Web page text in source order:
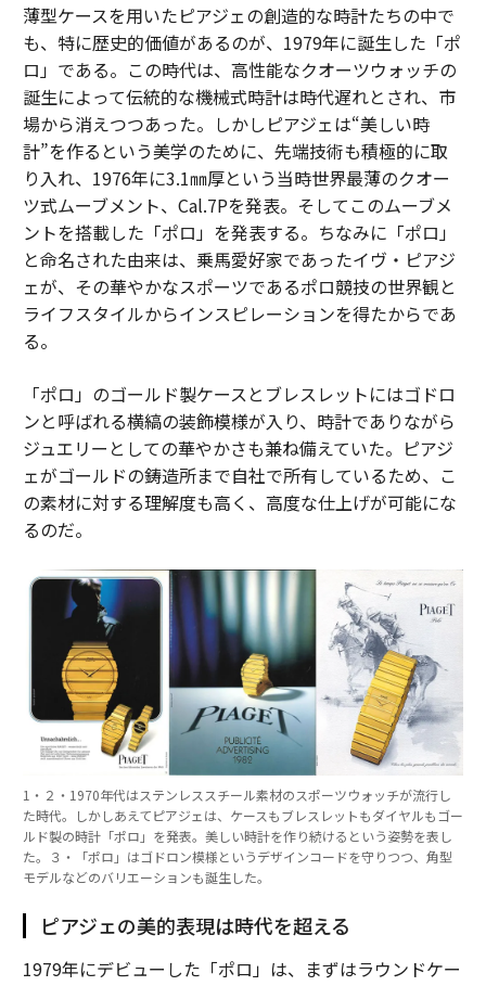
薄型ケースを用いたピアジェの創造的な時計たちの中で
も、特に歴史的価値があるのが、1979年に誕生した「ポ
ロ」である。この時代は、高性能なクオーツウォッチの
誕生によって伝統的な機械式時計は時代遅れとされ、市
場から消えつつあった。しかしピアジェは“美しい時
計”を作るという美学のために、先端技術も積極的に取
り入れ、1976年に3.1㎜厚という当時世界最薄のクオー
ツ式ムーブメント、Cal.7Pを発表。そしてこのムーブメ
ントを搭載した「ポロ」を発表する。ちなみに「ポロ」
と命名された由来は、乗馬愛好家であったイヴ・ピアジ
ェが、その華やかなスポーツであるポロ競技の世界観と
ライフスタイルからインスピレーションを得たからであ
る。
「ポロ」のゴールド製ケースとブレスレットにはゴドロ
ンと呼ばれる横縞の装飾模様が入り、時計でありながら
ジュエリーとしての華やかさも兼ね備えていた。ピアジ
ェがゴールドの鋳造所まで自社で所有しているため、こ
の素材に対する理解度も高く、高度な仕上げが可能にな
るのだ。
1・２・1970年代はステンレススチール素材のスポーツウォッチが流行し
た時代。しかしあえてピアジェは、ケースもブレスレットもダイヤルもゴー
ルド製の時計「ポロ」を発表。美しい時計を作り続けるという姿勢を表し
た。３・「ポロ」はゴドロン模様というデザインコードを守りつつ、角型
モデルなどのバリエーションも誕生した。
ピアジェの美的表現は時代を超える
1979年にデビューした「ポロ」は、まずはラウンドケー